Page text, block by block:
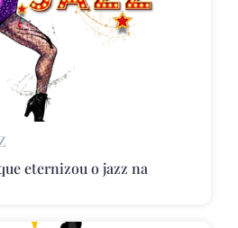
eternizou o jazz na